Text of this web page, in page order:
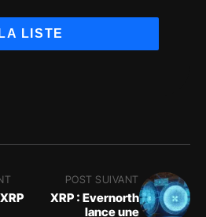
POST SUIVANT
XRP : Evernorth
lance une